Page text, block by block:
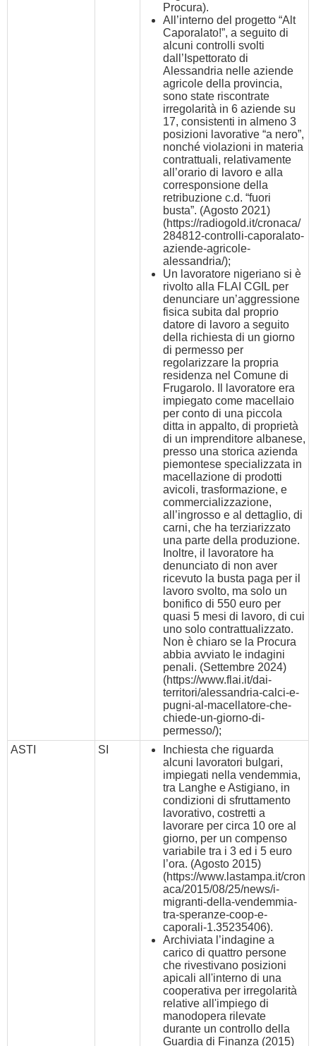
Procura).
All’interno del progetto “Alt
Caporalato!”, a seguito di
alcuni controlli svolti
dall’Ispettorato di
Alessandria nelle aziende
agricole della provincia,
sono state riscontrate
irregolarità in 6 aziende su
17, consistenti in almeno 3
posizioni lavorative “a nero”,
nonché violazioni in materia
contrattuali, relativamente
all’orario di lavoro e alla
corresponsione della
retribuzione c.d. “fuori
busta”. (Agosto 2021)
(https://radiogold.it/cronaca/
284812-controlli-caporalato-
aziende-agricole-
alessandria/);
Un lavoratore nigeriano si è
rivolto alla FLAI CGIL per
denunciare un’aggressione
fisica subita dal proprio
datore di lavoro a seguito
della richiesta di un giorno
di permesso per
regolarizzare la propria
residenza nel Comune di
Frugarolo. Il lavoratore era
impiegato come macellaio
per conto di una piccola
ditta in appalto, di proprietà
di un imprenditore albanese,
presso una storica azienda
piemontese specializzata in
macellazione di prodotti
avicoli, trasformazione, e
commercializzazione,
all’ingrosso e al dettaglio, di
carni, che ha terziarizzato
una parte della produzione.
Inoltre, il lavoratore ha
denunciato di non aver
ricevuto la busta paga per il
lavoro svolto, ma solo un
bonifico di 550 euro per
quasi 5 mesi di lavoro, di cui
uno solo contrattualizzato.
Non è chiaro se la Procura
abbia avviato le indagini
penali. (Settembre 2024)
(https://www.flai.it/dai-
territori/alessandria-calci-e-
pugni-al-macellatore-che-
chiede-un-giorno-di-
permesso/);
ASTI
SI
Inchiesta che riguarda
alcuni lavoratori bulgari,
impiegati nella vendemmia,
tra Langhe e Astigiano, in
condizioni di sfruttamento
lavorativo, costretti a
lavorare per circa 10 ore al
giorno, per un compenso
variabile tra i 3 ed i 5 euro
l’ora. (Agosto 2015)
(https://www.lastampa.it/cron
aca/2015/08/25/news/i-
migranti-della-vendemmia-
tra-speranze-coop-e-
caporali-1.35235406).
Archiviata l’indagine a
carico di quattro persone
che rivestivano posizioni
apicali all'interno di una
cooperativa per irregolarità
relative all'impiego di
manodopera rilevate
durante un controllo della
Guardia di Finanza (2015)